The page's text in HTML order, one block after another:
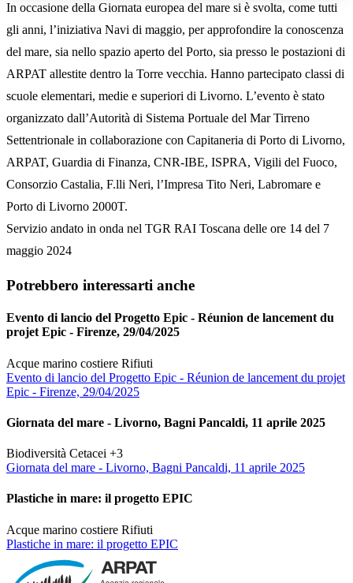
In occasione della Giornata europea del mare si è svolta, come tutti
gli anni, l’iniziativa Navi di maggio, per approfondire la conoscenza
del mare, sia nello spazio aperto del Porto, sia presso le postazioni di
ARPAT allestite dentro la Torre vecchia. Hanno partecipato classi di
scuole elementari, medie e superiori di Livorno. L’evento è stato
organizzato dall’Autorità di Sistema Portuale del Mar Tirreno
Settentrionale in collaborazione con Capitaneria di Porto di Livorno,
ARPAT, Guardia di Finanza, CNR-IBE, ISPRA, Vigili del Fuoco,
Consorzio Castalia, F.lli Neri, l’Impresa Tito Neri, Labromare e
Porto di Livorno 2000T.
Servizio andato in onda nel TGR RAI Toscana delle ore 14 del 7
maggio 2024
Potrebbero interessarti anche
Evento di lancio del Progetto Epic - Réunion de lancement du
projet Epic - Firenze, 29/04/2025
Acque marino costiere Rifiuti
Evento di lancio del Progetto Epic - Réunion de lancement du projet
Epic - Firenze, 29/04/2025
Giornata del mare - Livorno, Bagni Pancaldi, 11 aprile 2025
Biodiversità Cetacei +3
Giornata del mare - Livorno, Bagni Pancaldi, 11 aprile 2025
Plastiche in mare: il progetto EPIC
Acque marino costiere Rifiuti
Plastiche in mare: il progetto EPIC